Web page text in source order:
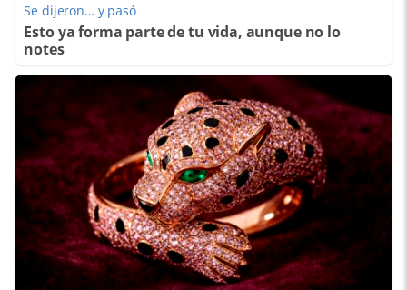
Se dijeron… y pasó
Esto ya forma parte de tu vida, aunque no lo
notes